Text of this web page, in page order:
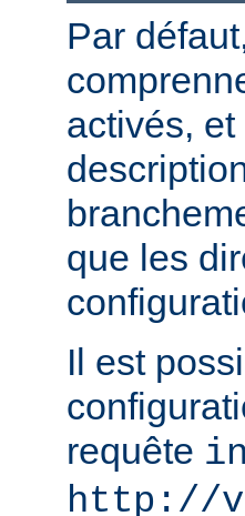
Par
activés,
que les
Il est
requête
http://